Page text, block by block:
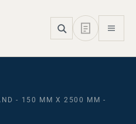
- 150 MM X 2500 MM -